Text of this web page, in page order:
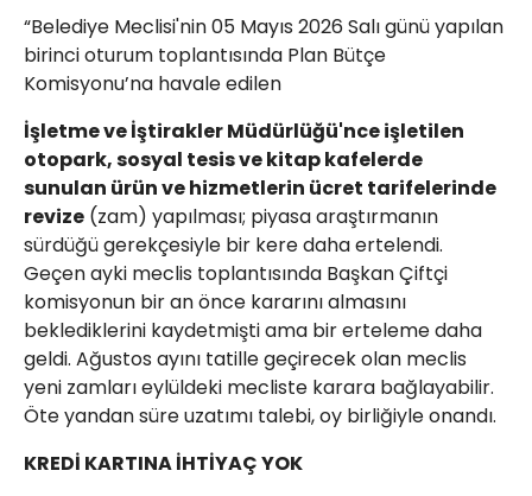
“Belediye Meclisi'nin 05 Mayıs 2026 Salı günü yapılan
birinci oturum toplantısında Plan Bütçe
Komisyonu’na havale edilen
İşletme ve İştirakler Müdürlüğü'nce işletilen
otopark, sosyal tesis ve kitap kafelerde
sunulan ürün ve hizmetlerin ücret tarifelerinde
revize (zam) yapılması; piyasa araştırmanın
sürdüğü gerekçesiyle bir kere daha ertelendi.
Geçen ayki meclis toplantısında Başkan Çiftçi
komisyonun bir an önce kararını almasını
beklediklerini kaydetmişti ama bir erteleme daha
geldi. Ağustos ayını tatille geçirecek olan meclis
yeni zamları eylüldeki mecliste karara bağlayabilir.
Öte yandan süre uzatımı talebi, oy birliğiyle onandı.
KREDİ KARTINA İHTİYAÇ YOK